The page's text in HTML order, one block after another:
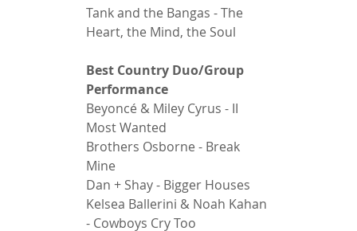
Tank and the Bangas - The
Heart, the Mind, the Soul
Best Country Duo/Group
Performance
Beyoncé & Miley Cyrus - II
Most Wanted
Brothers Osborne - Break
Mine
Dan + Shay - Bigger Houses
Kelsea Ballerini & Noah Kahan
- Cowboys Cry Too